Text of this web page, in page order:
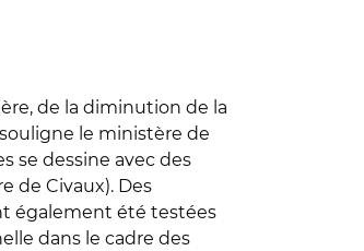
de la diminution de la
le ministère de
se dessine avec des
de Civaux). Des
également été testées
dans le cadre des